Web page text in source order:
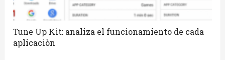
Tune Up Kit: analiza el funcionamiento de cada
aplicaciòn